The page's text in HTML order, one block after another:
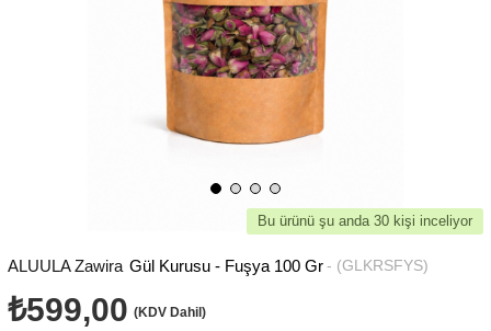
Bu ürünü şu anda 30 kişi inceliyor
ALUULA Zawira Gül Kurusu - Fuşya 100 Gr (GLKRSFYS)
₺599,00 (KDV Dahil)